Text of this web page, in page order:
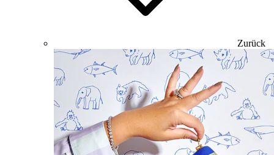
Zurück